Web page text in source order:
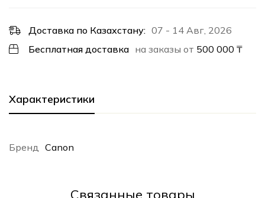
Доставка по Казахстану: 07 - 14 Авг, 2026
Бесплатная доставка на заказы от 500 000 ₸
Характеристики
Бренд Canon
Cвязанные товары